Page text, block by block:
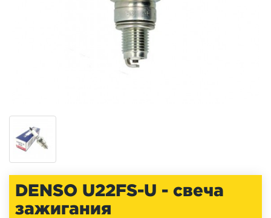
DENSO U22FS-U - свеча
зажигания